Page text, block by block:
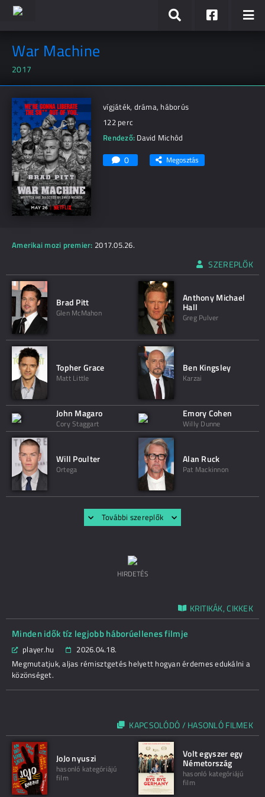
War Machine
2017
vígjáték, dráma, háborús
122 perc
Rendező: David Michôd
0 Megosztás
Amerikai mozi premier: 2017.05.26.
SZEREPLŐK
Brad Pitt
Glen McMahon
Anthony Michael
Hall
Greg Pulver
Topher Grace
Matt Little
Ben Kingsley
Karzai
John Magaro
Cory Staggart
Emory Cohen
Willy Dunne
Will Poulter
Ortega
Alan Ruck
Pat Mackinnon
További szereplők
HIRDETÉS
KRITIKÁK, CIKKEK
Minden idők tíz legjobb háborúellenes filmje
player.hu
2026.04.18.
Megmutatjuk, aljas rémisztgetés helyett hogyan érdemes edukálni a
közönséget.
KAPCSOLÓDÓ / HASONLÓ FILMEK
JoJo nyuszi
hasonló kategóriájú
film
Volt egyszer egy
Németország
hasonló kategóriájú
film